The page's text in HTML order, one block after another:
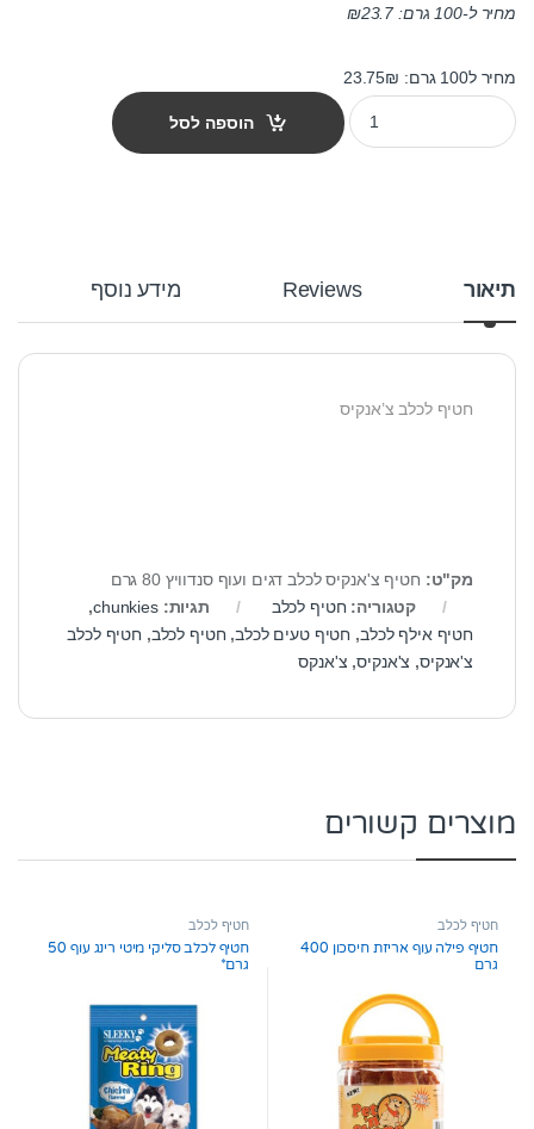
מחיר ל-100 גרם: ₪23.7
מחיר ל100 גרם: 23.75₪
חטיף צ'אנקיס לכלב דגים ועוף סנדוויץ 80 גרם quantity
הוספה לסל
תיאור Reviews מידע נוסף
חטיף לכלב צ’אנקיס
מק"ט: חטיף צ'אנקיס לכלב דגים ועוף סנדוויץ 80 גרם
קטגוריה: חטיף לכלב תגיות:chunkies
,
חטיף אילף לכלב, חטיף טעים לכלב, חטיף לכלב, חטיף לכלב
צ'אנקיס, צ'אנקיס, צ'אנקס
מוצרים קשורים
חטיף לכלב
חטיף פילה עוף אריזת חיסכון 400
גרם
חטיף לכלב
חטיף לכלב סליקי מיטי רינג עוף 50
גרם*